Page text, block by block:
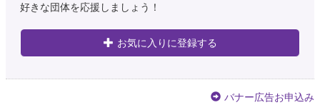
好きな団体を応援しましょう！
お気に入りに登録する
バナー広告お申込み